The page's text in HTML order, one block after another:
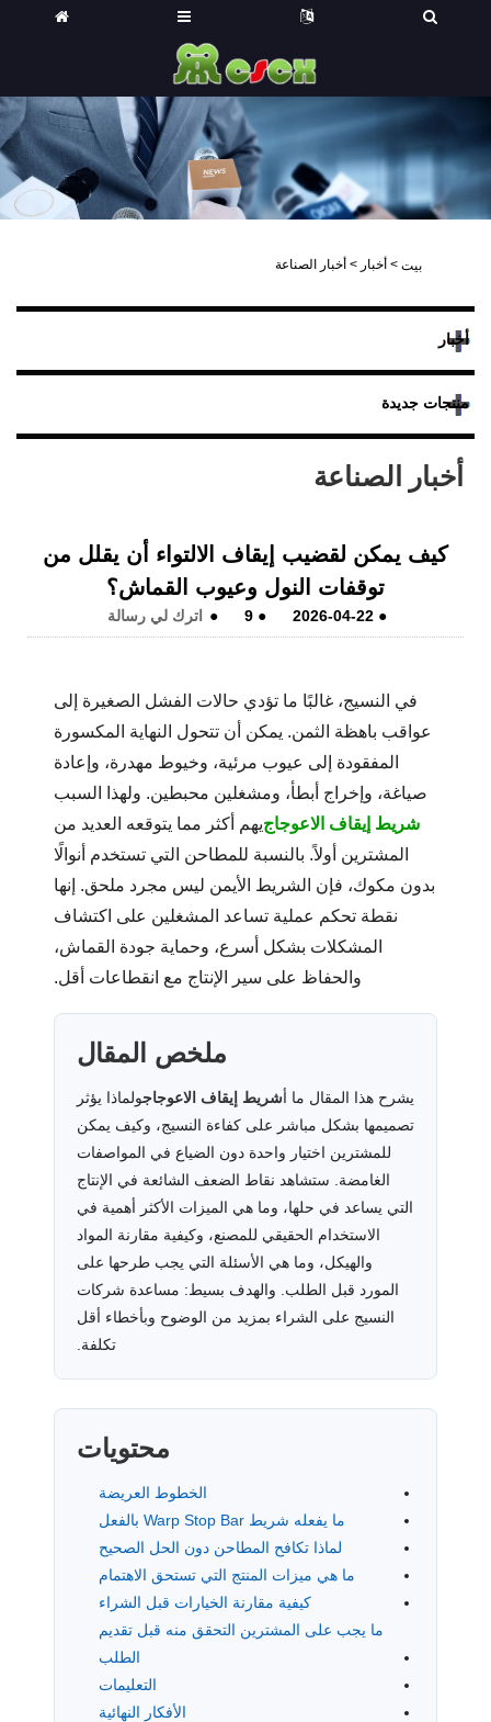
بيت > أخبار > أخبار الصناعة
أخبار
منتجات جديدة
أخبار الصناعة
كيف يمكن لقضيب إيقاف الالتواء أن يقلل من
توقفات النول وعيوب القماش؟
●
2026-04-22
●
9
● اترك لي رسالة
في النسيج، غالبًا ما تؤدي حالات الفشل الصغيرة إلى
عواقب باهظة الثمن. يمكن أن تتحول النهاية المكسورة
المفقودة إلى عيوب مرئية، وخيوط مهدرة، وإعادة
صياغة، وإخراج أبطأ، ومشغلين محبطين. ولهذا السبب
شريط إيقاف الاعوجاجيهم أكثر مما يتوقعه العديد من
المشترين أولاً. بالنسبة للمطاحن التي تستخدم أنوالًا
بدون مكوك، فإن الشريط الأيمن ليس مجرد ملحق. إنها
نقطة تحكم عملية تساعد المشغلين على اكتشاف
المشكلات بشكل أسرع، وحماية جودة القماش،
والحفاظ على سير الإنتاج مع انقطاعات أقل.
ملخص المقال
يشرح هذا المقال ما أشريط إيقاف الاعوجاجولماذا يؤثر
تصميمها بشكل مباشر على كفاءة النسيج، وكيف يمكن
للمشترين اختيار واحدة دون الضياع في المواصفات
الغامضة. ستشاهد نقاط الضعف الشائعة في الإنتاج
التي يساعد في حلها، وما هي الميزات الأكثر أهمية في
الاستخدام الحقيقي للمصنع، وكيفية مقارنة المواد
والهيكل، وما هي الأسئلة التي يجب طرحها على
المورد قبل الطلب. والهدف بسيط: مساعدة شركات
النسيج على الشراء بمزيد من الوضوح وبأخطاء أقل
تكلفة.
محتويات
الخطوط العريضة
ما يفعله شريط Warp Stop Bar بالفعل
لماذا تكافح المطاحن دون الحل الصحيح
ما هي ميزات المنتج التي تستحق الاهتمام
كيفية مقارنة الخيارات قبل الشراء
ما يجب على المشترين التحقق منه قبل تقديم
الطلب
التعليمات
الأفكار النهائية